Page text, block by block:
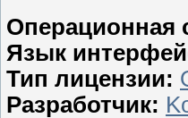
Операционная
Язык
Тип лицензии:
Разработчик: